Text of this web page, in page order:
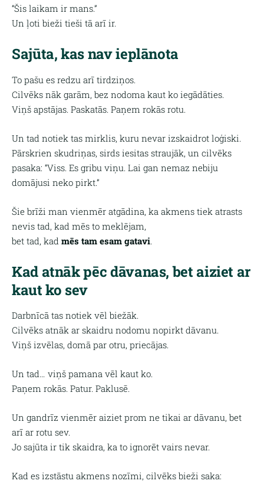
“Šis laikam ir mans.”
Un ļoti bieži tieši tā arī ir.
Sajūta, kas nav ieplānota
To pašu es redzu arī tirdziņos.
Cilvēks nāk garām, bez nodoma kaut ko iegādāties.
Viņš apstājas. Paskatās. Paņem rokās rotu.
Un tad notiek tas mirklis, kuru nevar izskaidrot loģiski.
Pārskrien skudriņas, sirds iesitas straujāk, un cilvēks
pasaka: “Viss. Es gribu viņu. Lai gan nemaz nebiju
domājusi neko pirkt.”
Šie brīži man vienmēr atgādina, ka akmens tiek atrasts
nevis tad, kad mēs to meklējam,
bet tad, kad mēs tam esam gatavi.
Kad atnāk pēc dāvanas, bet aiziet ar
kaut ko sev
Darbnīcā tas notiek vēl biežāk.
Cilvēks atnāk ar skaidru nodomu nopirkt dāvanu.
Viņš izvēlas, domā par otru, priecājas.
Un tad… viņš pamana vēl kaut ko.
Paņem rokās. Patur. Paklusē.
Un gandrīz vienmēr aiziet prom ne tikai ar dāvanu, bet
arī ar rotu sev.
Jo sajūta ir tik skaidra, ka to ignorēt vairs nevar.
Kad es izstāstu akmens nozīmi, cilvēks bieži saka: